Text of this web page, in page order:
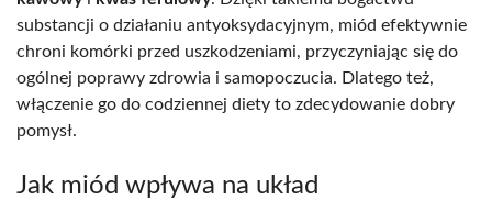
substancji o działaniu antyoksydacyjnym, miód efektywnie
chroni komórki przed uszkodzeniami, przyczyniając się do
ogólnej poprawy zdrowia i samopoczucia. Dlatego też,
włączenie go do codziennej diety to zdecydowanie dobry
pomysł.
Jak miód wpływa na układ